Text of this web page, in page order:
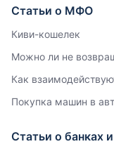
Статьи о МФО
Киви-кошелек
Можно ли не
Как
Покупка машин в
Статьи о банках